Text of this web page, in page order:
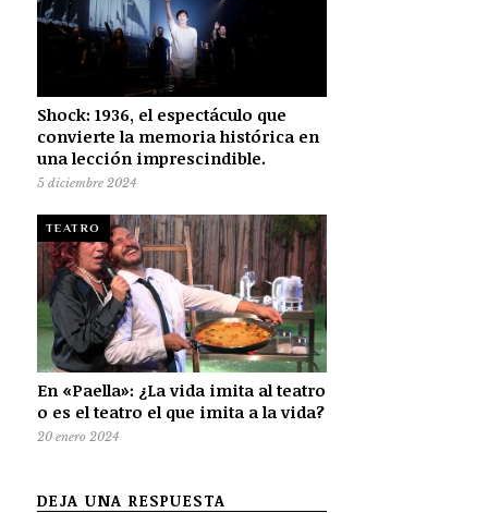
Shock: 1936, el espectáculo que
convierte la memoria histórica en
una lección imprescindible.
5 diciembre 2024
TEATRO
En «Paella»: ¿La vida imita al teatro
o es el teatro el que imita a la vida?
20 enero 2024
DEJA UNA RESPUESTA